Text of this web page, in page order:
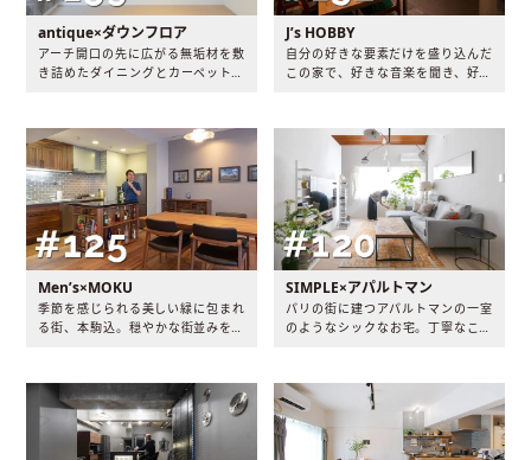
antique×ダウンフロア
アーチ開口の先に広がる無垢材を敷
き詰めたダイニングとカーペット貼
どに味わいの増す素材とアンティー
ク家具に囲まれたK邸には、ゆっく
りとした時間が流れていました。
J’s HOBBY
自分の好きな要素だけを盛り込んだ
この家で、好きな音楽を聞き、好き
と気品が混ざり合った、ゆったりと
した時間が流れていました。
Men’s×MOKU
季節を感じられる美しい緑に包まれ
る街、本駒込。穏やかな街並みを一
た。
SIMPLE×アパルトマン
パリの街に建つアパルトマンの一室
のようなシックなお宅。丁寧なこだ
さんを訪ねました。